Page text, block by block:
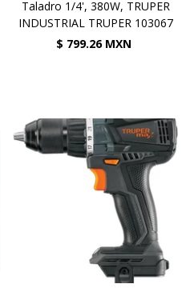
Taladro 1/4', 380W, TRUPER
INDUSTRIAL TRUPER 103067
$ 799.26 MXN